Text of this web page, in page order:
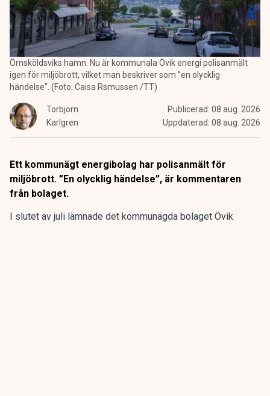
Örnsköldsviks hamn. Nu är kommunala Övik energi polisanmält
igen för miljöbrott, vilket man beskriver som ”en olycklig
händelse”. (Foto: Caisa Rsmussen /TT)
Torbjörn
Karlgren
Publicerad: 08 aug. 2026
Uppdaterad: 08 aug. 2026
Ett kommunägt energibolag har polisanmält för
miljöbrott. ”En olycklig händelse”, är kommentaren
från bolaget.
I slutet av juli lämnade det kommunägda bolaget Övik